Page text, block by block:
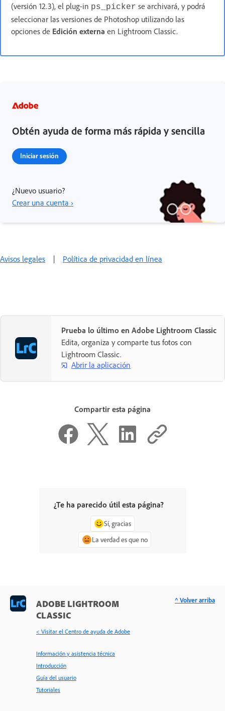
(versión 12.3), el plug-in ps_picker se archivará, y podrá
seleccionar las versiones de Photoshop utilizando las
opciones de Edición externa en Lightroom Classic.
Obtén ayuda de forma más rápida y sencilla
Iniciar sesión
¿Nuevo usuario?
Crear una cuenta ›
Avisos legales | Política de privacidad en línea
Prueba lo último en Adobe Lightroom Classic
Edita, organiza y comparte tus fotos con
Lightroom Classic.
Abrir la aplicación
Compartir esta página
¿Te ha parecido útil esta página?
Sí, gracias
La verdad es que no
ADOBE LIGHTROOM
CLASSIC
< Visitar el Centro de ayuda de Adobe
Información y asistencia técnica
Introducción
Guía del usuario
Tutoriales
^ Volver arriba